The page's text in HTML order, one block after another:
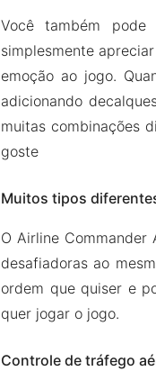
Você também
simplesmente
emoção ao jogo.
adicionando
muitas combinações
goste
Muitos tipos
O Airline
desafiadoras ao
ordem que quiser e
quer jogar o jogo.
Controle de tráfego